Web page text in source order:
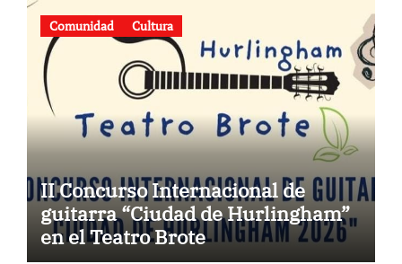
Comunidad Cultura
II Concurso Internacional de
guitarra “Ciudad de Hurlingham”
en el Teatro Brote